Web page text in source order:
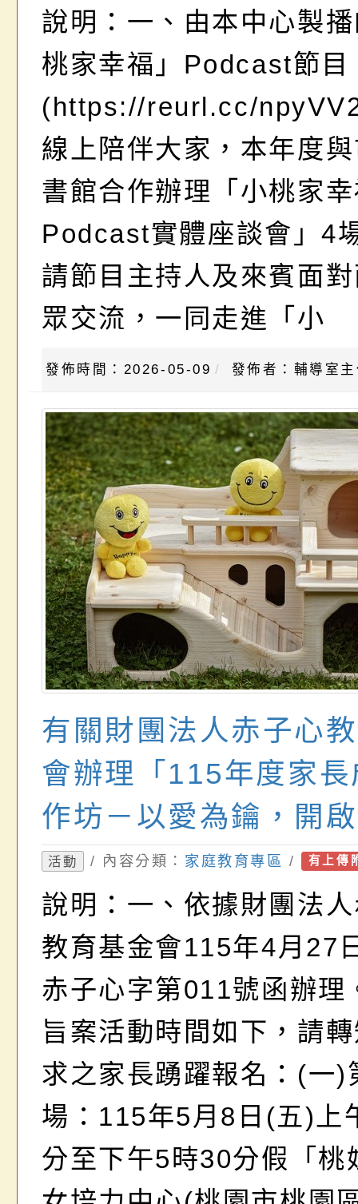
說明：一、由本中心製
桃家幸福」Podcast節目
(https://reurl.cc/
線上陪伴大家，本年度
書館合作辦理「小桃家
Podcast實體座談會」4
請節目主持人及來賓面
眾交流，一同走進「小
發佈時間：2026-05-09 發佈者：輔導室
有關財團法人赤子心
會辦理「115年度家
作坊－以愛為鑰，開
轉動職能，讓愛發光
宣
活動 / 內容分類： 家庭教育專區 / 有上傳
說明：一、依據財團法
教育基金會115年4月27
赤子心字第011號函辦理
旨案活動時間如下，請
求之家長踴躍報名：(一)
場：115年5月8日(五)上
分至下午5時30分假「桃